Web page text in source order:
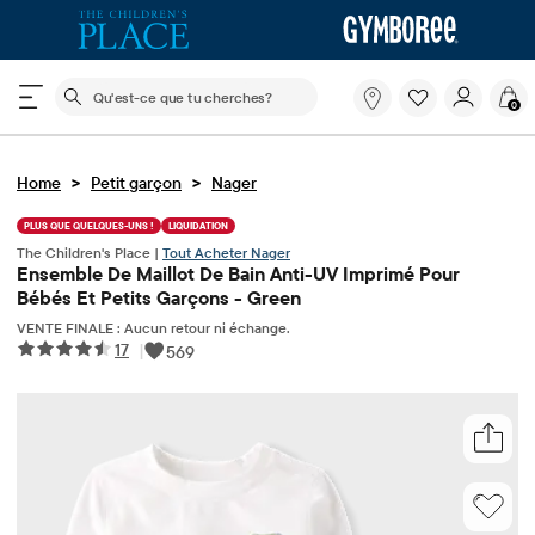
Le champ de recherche ci-dessous filtre les
Qu'est-
que
0
Home > Petit garçon > Nager
PLUS QUE QUELQUES-UNS ! LIQUIDATION
The Children's Place | Tout Acheter Nager
Ensemble De Maillot De Bain Anti-UV Imprimé Pour
Bébés Et Petits Garçons - Green
VENTE FINALE : Aucun retour ni échange.
17 | 569